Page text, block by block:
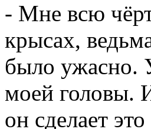
- Мне всю
крысах,
было ужасно.
моей головы.
он сделает